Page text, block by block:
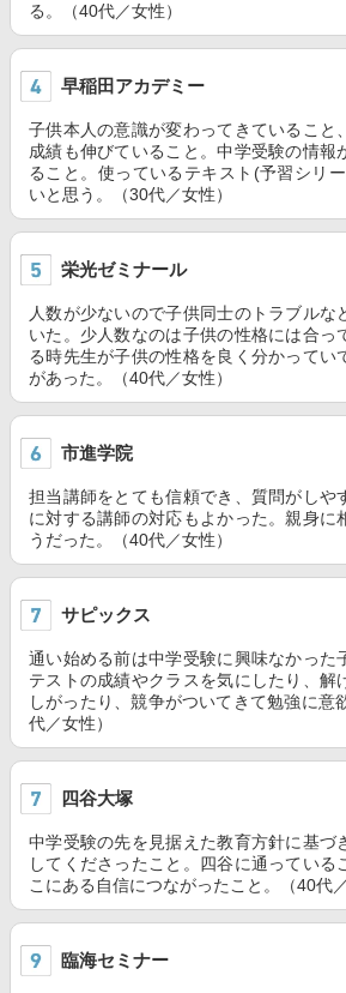
る。（40代／女性）
早稲田アカデミー
子供本人の意識が変わってきていること
成績も伸びていること。中学受験の情報
ること。使っているテキスト(予習シリ
いと思う。（30代／女性）
栄光ゼミナール
人数が少ないので子供同士のトラブルな
いた。少人数なのは子供の性格には合っ
る時先生が子供の性格を良く分かってい
があった。（40代／女性）
市進学院
担当講師をとても信頼でき、質問がしや
に対する講師の対応もよかった。親身に
うだった。（40代／女性）
サピックス
通い始める前は中学受験に興味なかった
テストの成績やクラスを気にしたり、解
しがったり、競争がついてきて勉強に意
代／女性）
四谷大塚
中学受験の先を見据えた教育方針に基づ
してくださったこと。四谷に通っている
こにある自信につながったこと。（40代／
臨海セミナー